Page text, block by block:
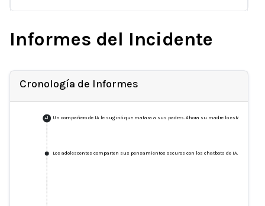
Informes del Incidente
Cronología de Informes
+1 Un compañero de IA le sugirió que matara a sus padres. Ahora su madre lo está
Los adolescentes comparten sus pensamientos oscuros con los chatbots de IA. ¿Quién